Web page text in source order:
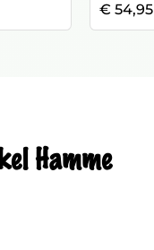
€ 54,95
Hamme